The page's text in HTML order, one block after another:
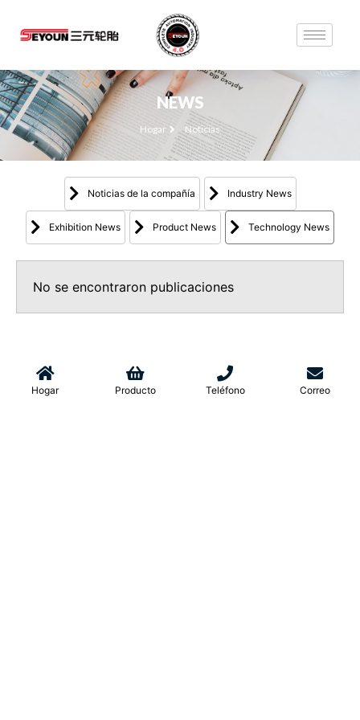
NEWS
Hogar Noticias
Noticias de la compañía Industry News
Exhibition News Product News Technology News
No se encontraron publicaciones
Hogar Producto Teléfono Correo